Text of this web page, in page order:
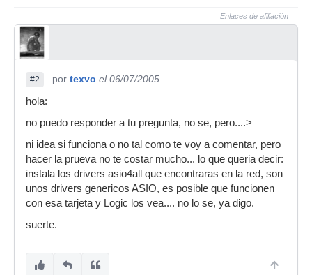
Enlaces de afiliación
#2 por texvo el 06/07/2005
hola:
no puedo responder a tu pregunta, no se, pero....>
ni idea si funciona o no tal como te voy a comentar, pero
hacer la prueva no te costar mucho... lo que queria decir:
instala los drivers asio4all que encontraras en la red, son
unos drivers genericos ASIO, es posible que funcionen
con esa tarjeta y Logic los vea.... no lo se, ya digo.
suerte.